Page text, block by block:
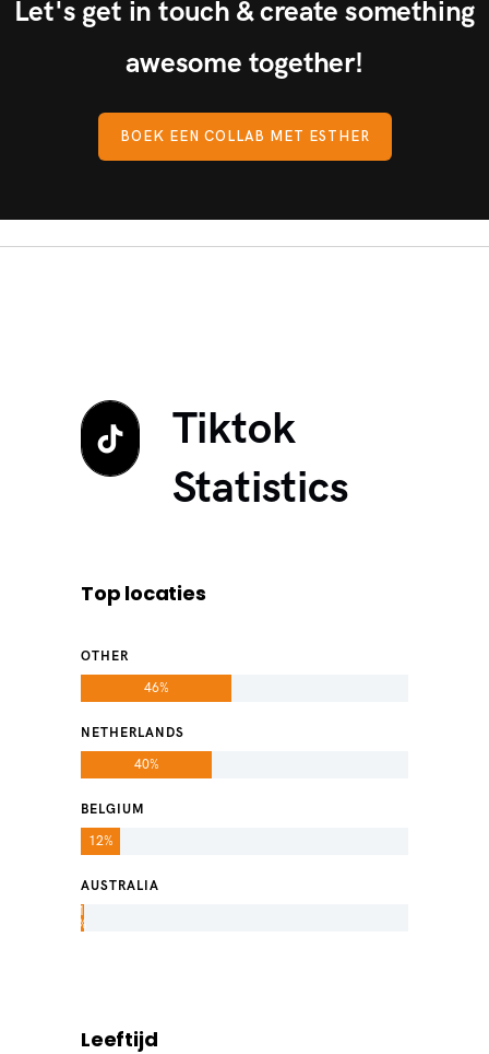
Let's get in touch & create something
awesome together!
BOEK EEN COLLAB MET ESTHER
Tiktok
Statistics
Top locaties
OTHER
46%
NETHERLANDS
40%
BELGIUM
12%
AUSTRALIA
1
%
Leeftijd